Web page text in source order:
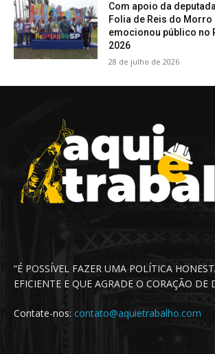
Com apoio da
Folia de Reis do
emocionou público no
2026
28 de julho de 2026
“É POSSÍVEL FAZER UMA POLÍTICA
EFICIENTE E QUE AGRADE O CORAÇÃO DE
Contate-nos: contato@aquietrabalho.com